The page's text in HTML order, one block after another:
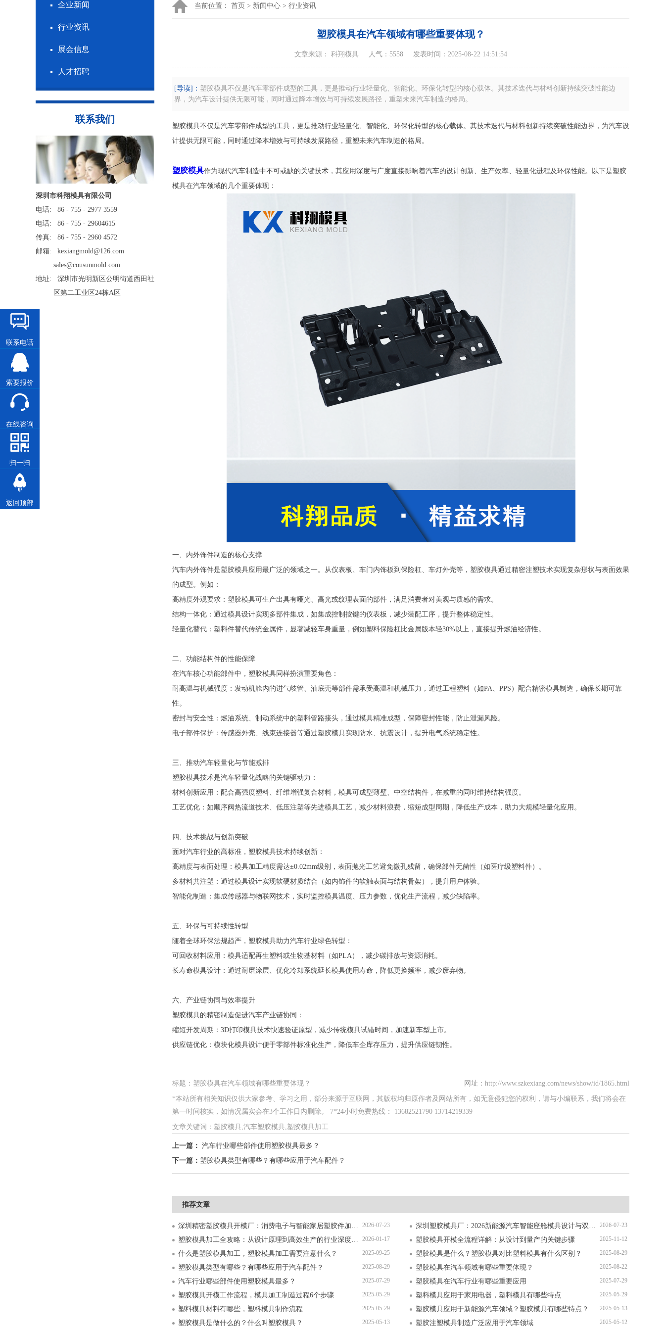
企业新闻
行业资讯
展会信息
人才招聘
联系我们
深圳市科翔模具有限公司
电话: 86 - 755 - 2977 3559
电话: 86 - 755 - 29604615
传真: 86 - 755 - 2960 4572
邮箱: kexiangmold@126.com
sales@cousunmold.com
地址: 深圳市光明新区公明街道西田社
区第二工业区24栋A区
当前位置： 首页 > 新闻中心 > 行业资讯
塑胶模具在汽车领域有哪些重要体现？
文章来源： 科翔模具 人气：5558 发表时间：2025-08-22 14:51:54
[导读]： ​塑胶模具不仅是汽车零部件成型的工具，更是推动行业轻量化、智能化、环保化转型的核心载体。其技术迭代与材料创新持续突破性能边
界，为汽车设计提供无限可能，同时通过降本增效与可持续发展路径，重塑未来汽车制造的格局。
塑胶模具不仅是汽车零部件成型的工具，更是推动行业轻量化、智能化、环保化转型的核心载体。其技术迭代与材料创新持续突破性能边界，为汽车设
计提供无限可能，同时通过降本增效与可持续发展路径，重塑未来汽车制造的格局。
塑胶模具作为现代汽车制造中不可或缺的关键技术，其应用深度与广度直接影响着汽车的设计创新、生产效率、轻量化进程及环保性能。以下是塑胶
模具在汽车领域的几个重要体现：
一、内外饰件制造的核心支撑
汽车内外饰件是塑胶模具应用最广泛的领域之一。从仪表板、车门内饰板到保险杠、车灯外壳等，塑胶模具通过精密注塑技术实现复杂形状与表面效果
的成型。例如：
高精度外观要求：塑胶模具可生产出具有哑光、高光或纹理表面的部件，满足消费者对美观与质感的需求。
结构一体化：通过模具设计实现多部件集成，如集成控制按键的仪表板，减少装配工序，提升整体稳定性。
轻量化替代：塑料件替代传统金属件，显著减轻车身重量，例如塑料保险杠比金属版本轻30%以上，直接提升燃油经济性。
二、功能结构件的性能保障
在汽车核心功能部件中，塑胶模具同样扮演重要角色：
耐高温与机械强度：发动机舱内的进气歧管、油底壳等部件需承受高温和机械压力，通过工程塑料（如PA、PPS）配合精密模具制造，确保长期可靠
性。
密封与安全性：燃油系统、制动系统中的塑料管路接头，通过模具精准成型，保障密封性能，防止泄漏风险。
电子部件保护：传感器外壳、线束连接器等通过塑胶模具实现防水、抗震设计，提升电气系统稳定性。
三、推动汽车轻量化与节能减排
塑胶模具技术是汽车轻量化战略的关键驱动力：
材料创新应用：配合高强度塑料、纤维增强复合材料，模具可成型薄壁、中空结构件，在减重的同时维持结构强度。
工艺优化：如顺序阀热流道技术、低压注塑等先进模具工艺，减少材料浪费，缩短成型周期，降低生产成本，助力大规模轻量化应用。
四、技术挑战与创新突破
面对汽车行业的高标准，塑胶模具技术持续创新：
高精度与表面处理：模具加工精度需达±0.02mm级别，表面抛光工艺避免微孔残留，确保部件无菌性（如医疗级塑料件）。
多材料共注塑：通过模具设计实现软硬材质结合（如内饰件的软触表面与结构骨架），提升用户体验。
智能化制造：集成传感器与物联网技术，实时监控模具温度、压力参数，优化生产流程，减少缺陷率。
五、环保与可持续性转型
随着全球环保法规趋严，塑胶模具助力汽车行业绿色转型：
可回收材料应用：模具适配再生塑料或生物基材料（如PLA），减少碳排放与资源消耗。
长寿命模具设计：通过耐磨涂层、优化冷却系统延长模具使用寿命，降低更换频率，减少废弃物。
六、产业链协同与效率提升
塑胶模具的精密制造促进汽车产业链协同：
缩短开发周期：3D打印模具技术快速验证原型，减少传统模具试错时间，加速新车型上市。
供应链优化：模块化模具设计便于零部件标准化生产，降低车企库存压力，提升供应链韧性。
标题：塑胶模具在汽车领域有哪些重要体现？ 网址：http://www.szkexiang.com/news/show/id/1865.html
*本站所有相关知识仅供大家参考、学习之用，部分来源于互联网，其版权均归原作者及网站所有，如无意侵犯您的权利，请与小编联系，我们将会在
第一时间核实，如情况属实会在3个工作日内删除。 7*24小时免费热线： 13682521790 13714219339
文章关键词：塑胶模具,汽车塑胶模具,塑胶模具加工
上一篇： 汽车行业哪些部件使用塑胶模具最多？
下一篇： 塑胶模具类型有哪些？有哪些应用于汽车配件？
推荐文章
2026-07-23
深圳精密塑胶模具开模厂：消费电子与智能家居塑胶件加工全解析 2026-07-23
深圳塑胶模具厂：2026新能源汽车智能座舱模具设计与双色注塑加工解析
2026-01-17
塑胶模具加工全攻略：从设计原理到高效生产的行业深度指南 2025-11-12
塑胶模具开模全流程详解：从设计到量产的关键步骤
2025-09-25
什么是塑胶模具加工，塑胶模具加工需要注意什么？ 2025-08-29
塑胶模具是什么？塑胶模具对比塑料模具有什么区别？
2025-08-29
塑胶模具类型有哪些？有哪些应用于汽车配件？ 2025-08-22
塑胶模具在汽车领域有哪些重要体现？
2025-07-29
汽车行业哪些部件使用塑胶模具最多？ 2025-07-29
塑胶模具在汽车行业有哪些重要应用
2025-05-29
塑胶模具开模工作流程，模具加工制造过程6个步骤 2025-05-29
塑料模具应用于家用电器，塑料模具有哪些特点
2025-05-29
塑料模具材料有哪些，塑料模具制作流程 2025-05-13
塑胶模具应用于新能源汽车领域？塑胶模具有哪些特点？
2025-05-13
塑胶模具是做什么的？什么叫塑胶模具？ 2025-05-12
塑胶注塑模具制造广泛应用于汽车领域
联系电话
索要报价
在线咨询
扫一扫
返回顶部